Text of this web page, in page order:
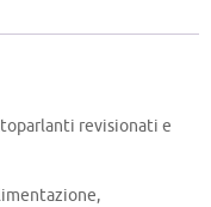
revisionati e